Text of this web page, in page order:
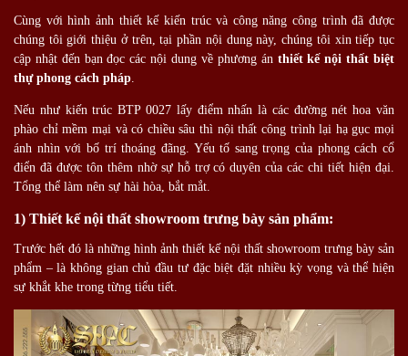
Cùng với hình ảnh thiết kế kiến trúc và công năng công trình đã được
chúng tôi giới thiệu ở trên, tại phần nội dung này, chúng tôi xin tiếp tục
cập nhật đến bạn đọc các nội dung về phương án thiết kế nội thất biệt
thự phong cách pháp.
Nếu như kiến trúc BTP 0027 lấy điểm nhấn là các đường nét hoa văn
phào chỉ mềm mại và có chiều sâu thì nội thất công trình lại hạ gục mọi
ánh nhìn với bố trí thoáng đãng. Yếu tố sang trọng của phong cách cổ
điển đã được tôn thêm nhờ sự hỗ trợ có duyên của các chi tiết hiện đại.
Tổng thể làm nên sự hài hòa, bắt mắt.
1) Thiết kế nội thất showroom trưng bày sản phẩm:
Trước hết đó là những hình ảnh thiết kế nội thất showroom trưng bày sản
phẩm – là không gian chủ đầu tư đặc biệt đặt nhiều kỳ vọng và thể hiện
sự khắt khe trong từng tiểu tiết.